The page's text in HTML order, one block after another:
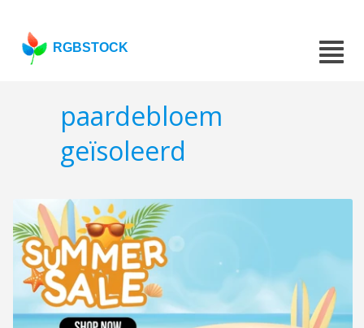
RGBSTOCK
paardebloem
geïsoleerd